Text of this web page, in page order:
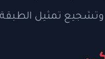
تمثيل الطبقة